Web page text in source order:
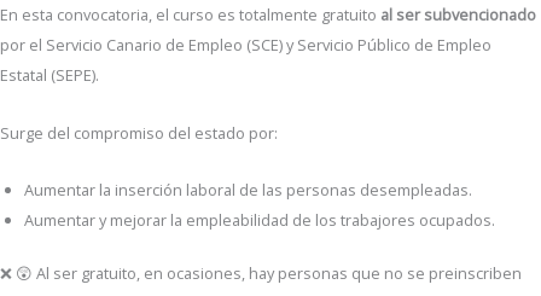
En esta convocatoria, el curso es totalmente gratuito al ser subvencionado
por el Servicio Canario de Empleo (SCE) y Servicio Público de Empleo
Estatal (SEPE).
Surge del compromiso del estado por:
Aumentar la inserción laboral de las personas desempleadas.
Aumentar y mejorar la empleabilidad de los trabajores ocupados.
❌ 😲 Al ser gratuito, en ocasiones, hay personas que no se preinscriben